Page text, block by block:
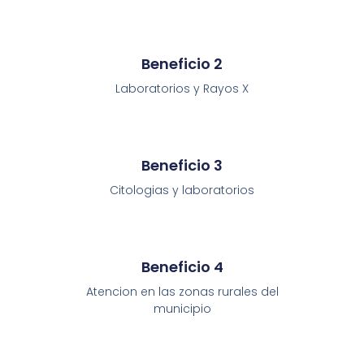
Beneficio 2
Laboratorios y Rayos X
Beneficio 3
Citologias y laboratorios
Beneficio 4
Atencion en las zonas rurales del
municipio